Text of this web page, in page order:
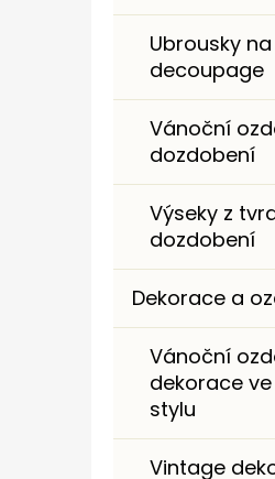
Ubrousky na
decoupage
Vánoční
dozdobení
Výseky z
dozdobení
Dekorace a
Vánoční
dekorace
stylu
Vintage